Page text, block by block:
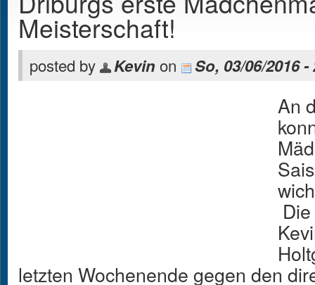
Meisterschaft!
posted by Kevin on So, 03/06/2016 -
An
letzten Wochenende gegen den